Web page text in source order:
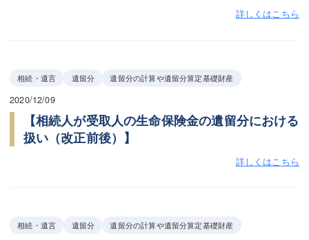
詳しくはこちら
相続・遺言 遺留分 遺留分の計算や遺留分算定基礎財産
2020/12/09
【相続人が受取人の生命保険金の遺留分における
扱い（改正前後）】
詳しくはこちら
相続・遺言 遺留分 遺留分の計算や遺留分算定基礎財産